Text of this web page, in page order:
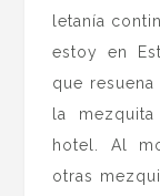
letanía
estoy en
que
la
hotel. Al
otras